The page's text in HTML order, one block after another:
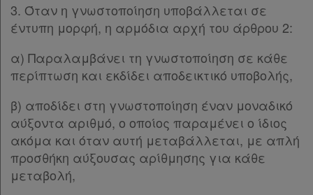
3. Όταν η γνωστοποίηση υποβάλλεται σε
έντυπη μορφή, η αρμόδια αρχή του άρθρου 2:
α) Παραλαμβάνει τη γνωστοποίηση σε κάθε
περίπτωση και εκδίδει αποδεικτικό υποβολής,
β) αποδίδει στη γνωστοποίηση έναν μοναδικό
αύξοντα αριθμό, ο οποίος παραμένει ο ίδιος
ακόμα και όταν αυτή μεταβάλλεται, με απλή
προσθήκη αύξουσας αρίθμησης για κάθε
μεταβολή,